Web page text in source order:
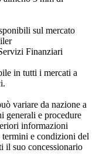
sul mercato
Finanziari
in tutti i mercati a
variare da nazione a
generali e procedure
informazioni
e condizioni del
il suo concessionario